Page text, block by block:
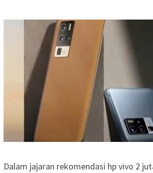
Dalam jajaran rekomendasi hp vivo 2